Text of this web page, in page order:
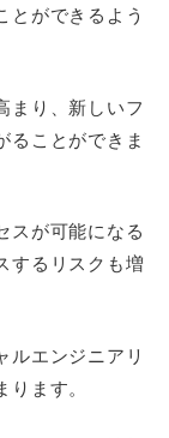
とができるよう
まり、新しいフ
ることができま
スが可能になる
するリスクも増
ルエンジニアリ
ます。